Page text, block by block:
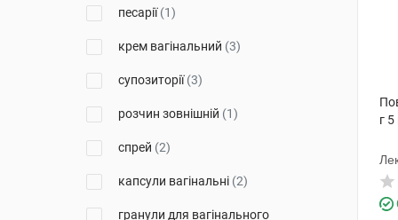
Анонім Шіркеті
Іннотера Шузі(2)
АЙКОР ЛАЙФ САЙЕНСИЗ Б.В.
(1)
Азіенде Кіміке Ріуніте Анжеліні
песарії(1)
крем вагінальний (3)
супозиторії(3)
розчин зовнішній (1)
спрей (2)
капсули вагінальні (2)
гранули для вагінального
г